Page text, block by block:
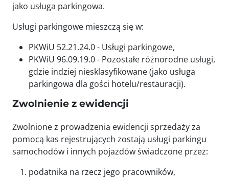
jako usługa parkingowa.
Usługi parkingowe mieszczą się w:
PKWiU 52.21.24.0 - Usługi parkingowe,
PKWiU 96.09.19.0 - Pozostałe różnorodne usługi,
gdzie indziej niesklasyfikowane (jako usługa
parkingowa dla gości hotelu/restauracji).
Zwolnienie z ewidencji
Zwolnione z prowadzenia ewidencji sprzedaży za
pomocą kas rejestrujących zostają usługi parkingu
samochodów i innych pojazdów świadczone przez:
podatnika na rzecz jego pracowników,